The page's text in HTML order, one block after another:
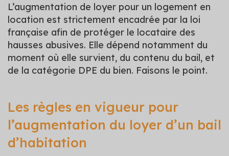
L’augmentation de loyer pour un logement en
location est strictement encadrée par la loi
française afin de protéger le locataire des
hausses abusives. Elle dépend notamment du
moment où elle survient, du contenu du bail, et
de la catégorie DPE du bien. Faisons le point.
Les règles en vigueur pour
l’augmentation du loyer d’un bail
d’habitation